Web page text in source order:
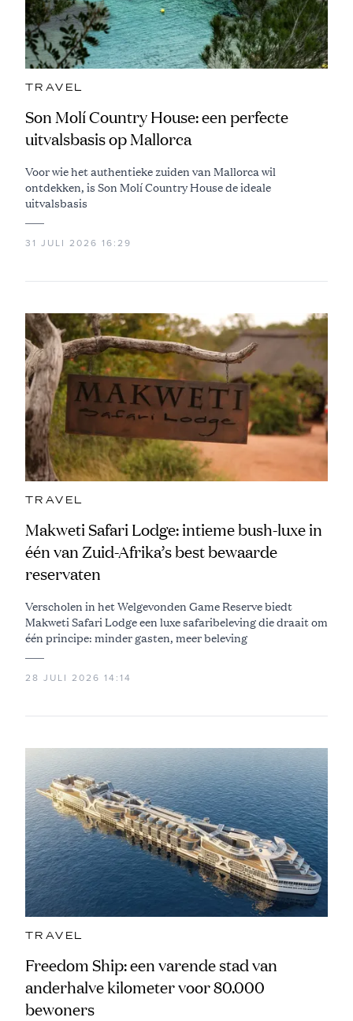
TRAVEL
Son Molí Country House: een perfecte
uitvalsbasis op Mallorca
Voor wie het authentieke zuiden van Mallorca wil
ontdekken, is Son Molí Country House de ideale
uitvalsbasis
31 JULI 2026 16:29
TRAVEL
Makweti Safari Lodge: intieme bush-luxe in
één van Zuid-Afrika’s best bewaarde
reservaten
Verscholen in het Welgevonden Game Reserve biedt
Makweti Safari Lodge een luxe safaribeleving die draait om
één principe: minder gasten, meer beleving
28 JULI 2026 14:14
TRAVEL
Freedom Ship: een varende stad van
anderhalve kilometer voor 80.000
bewoners